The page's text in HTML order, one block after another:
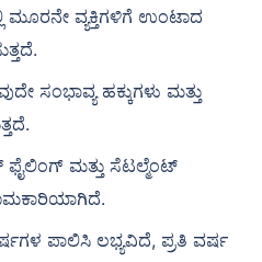
ಮೂರನೇ ವ್ಯಕ್ತಿಗಳಿಗೆ ಉಂಟಾದ
ಸಂಭಾವ್ಯ ಹಕ್ಕುಗಳು ಮತ್ತು
ಫೈಲಿಂಗ್ ಮತ್ತು ಸೆಟಲ್ಮೆಂಟ್
ಪಾಲಿಸಿ ಲಭ್ಯವಿದೆ, ಪ್ರತಿ ವರ್ಷ